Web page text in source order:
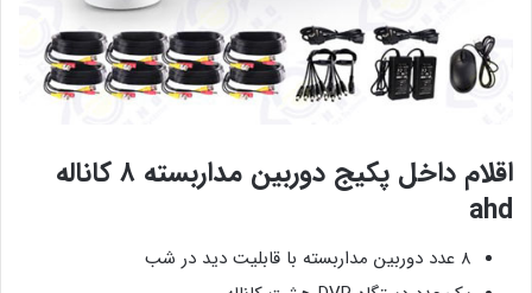
اقلام داخل پکیج دوربین مداربسته ۸ کاناله
ahd
۸ عدد دوربین مداربسته با قابلیت دید در شب